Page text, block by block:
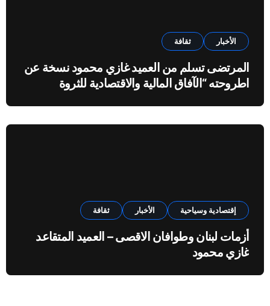
الأخبار ثقافة
المرتضى تسلم من العميد غازي محمود نسخة عن
اطروحته “الآفاق المالية والاقتصادية للثروة
إقتصادية وسياحية الأخبار ثقافة
أزمات لبنان وطوافان الاقصى – العميد المتقاعد
غازي محمود